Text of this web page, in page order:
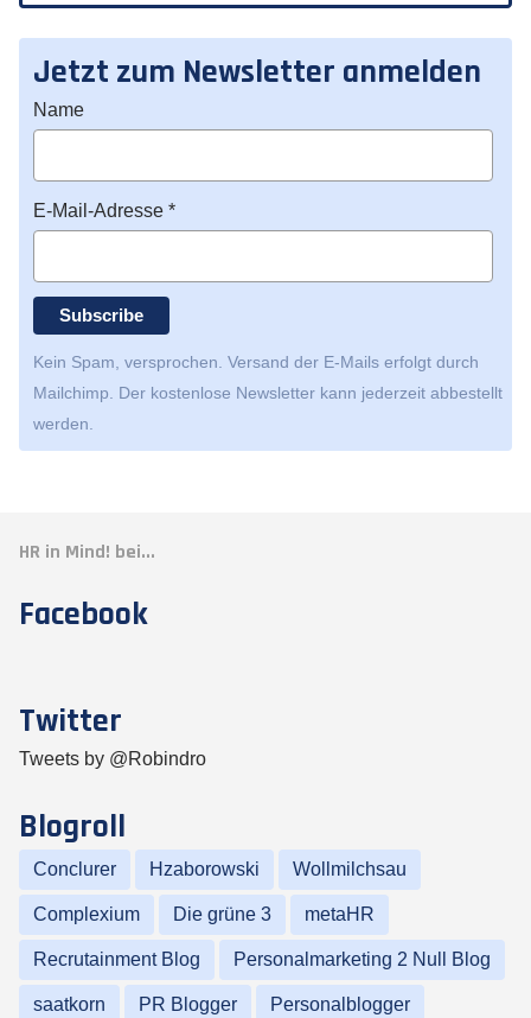
Jetzt zum Newsletter anmelden
Name
E-Mail-Adresse *
Kein Spam, versprochen. Versand der E-Mails erfolgt durch
Mailchimp. Der kostenlose Newsletter kann jederzeit abbestellt
werden.
HR in Mind! bei...
Facebook
Twitter
Tweets by @Robindro
Blogroll
Conclurer Hzaborowski Wollmilchsau
Complexium Die grüne 3 metaHR
Recrutainment Blog Personalmarketing 2 Null Blog
saatkorn PR Blogger Personalblogger